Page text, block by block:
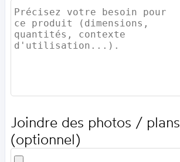
Joindre des photos / plans
(optionnel)